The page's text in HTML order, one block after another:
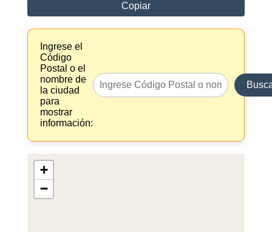
Copiar
Ingrese el
Código
Postal o el
nombre de
la ciudad
para
mostrar
información:
+
−